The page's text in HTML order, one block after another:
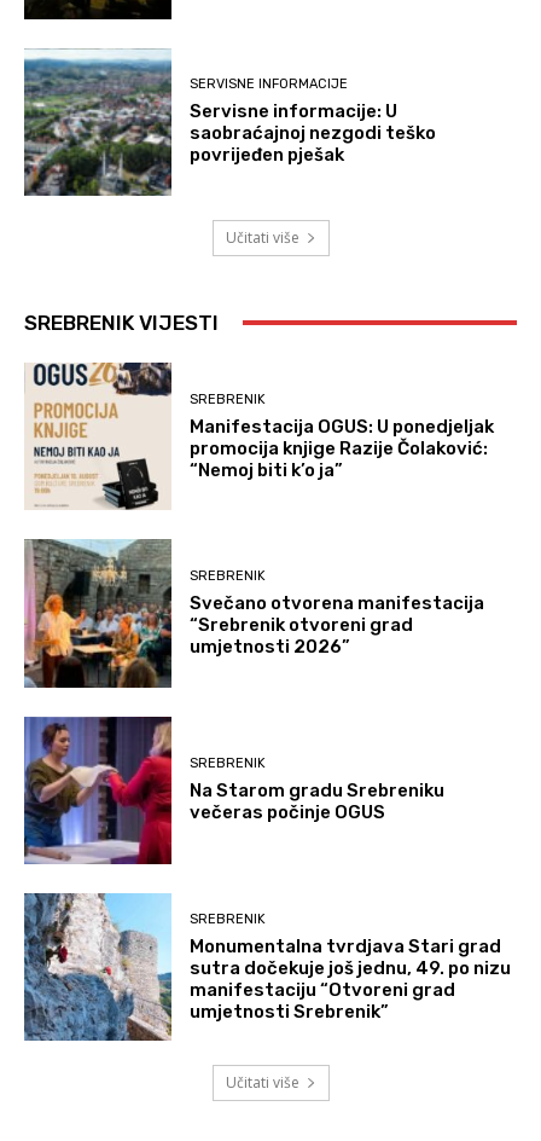
SERVISNE INFORMACIJE
Servisne informacije: U
saobraćajnoj nezgodi teško
povrijeđen pješak
Učitati više
SREBRENIK VIJESTI
SREBRENIK
Manifestacija OGUS: U ponedjeljak
promocija knjige Razije Čolaković:
“Nemoj biti k’o ja”
SREBRENIK
Svečano otvorena manifestacija
“Srebrenik otvoreni grad
umjetnosti 2026”
SREBRENIK
Na Starom gradu Srebreniku
večeras počinje OGUS
SREBRENIK
Monumentalna tvrdjava Stari grad
sutra dočekuje još jednu, 49. po nizu
manifestaciju “Otvoreni grad
umjetnosti Srebrenik”
Učitati više